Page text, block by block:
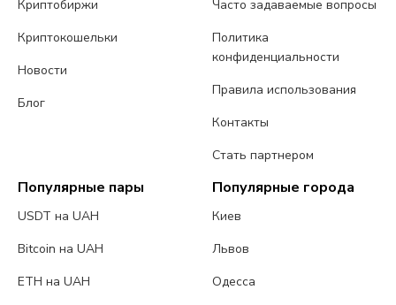
Криптобиржи
Криптокошельки
Новости
Блог
Часто задаваемые вопросы
Политика
конфиденциальности
Правила использования
Контакты
Стать партнером
Популярные пары
USDT на UAH
Bitcoin на UAH
ETH на UAH
Популярные города
Киев
Львов
Одесса